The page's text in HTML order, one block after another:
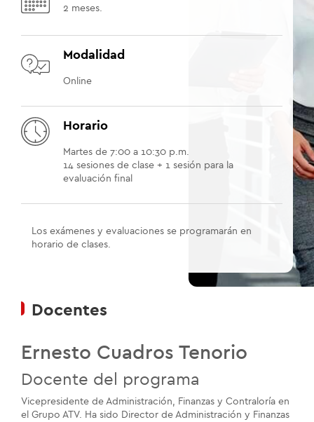
2 meses.
Modalidad
Online
Horario
Martes de 7:00 a 10:30 p.m.
14 sesiones de clase + 1 sesión para la
evaluación final
Los exámenes y evaluaciones se programarán en
horario de clases.
Docentes
Ernesto Cuadros Tenorio
Docente del programa
Vicepresidente de Administración, Finanzas y Contraloría en
el Grupo ATV. Ha sido Director de Administración y Finanzas